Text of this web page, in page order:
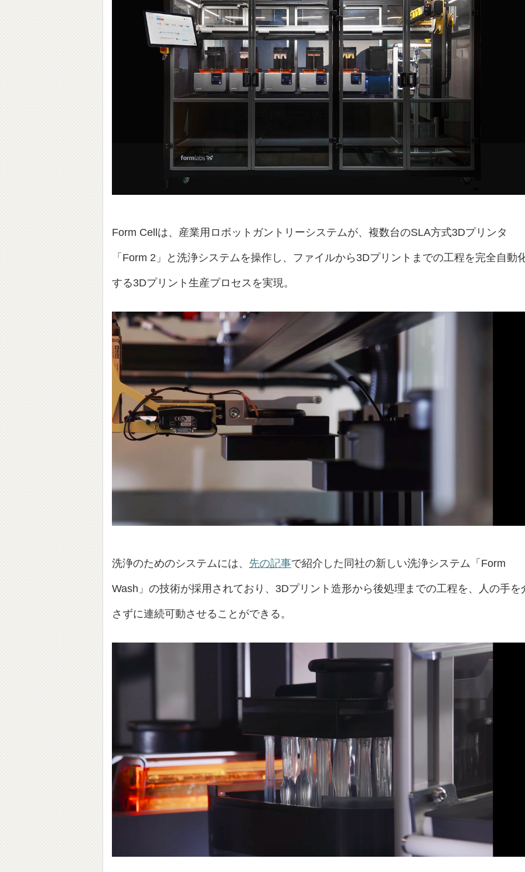
Form Cellは、産業用ロボットガントリーシステムが、複数台のSLA方式3Dプリンタ
「Form 2」と洗浄システムを操作し、ファイルから3Dプリントまでの工程を完全自動
する3Dプリント生産プロセスを実現。
洗浄のためのシステムには、 先の記事で紹介した同社の新しい洗浄システム「Form
Wash」の技術が採用されており、3Dプリント造形から後処理までの工程を、人の手を
さずに連続可動させることができる。